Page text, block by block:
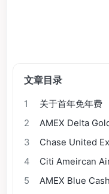
文章目录
1
关于首年免年费
2
AMEX Delta
3
Chase United
4
Citi Ameircan
5
AMEX Blue